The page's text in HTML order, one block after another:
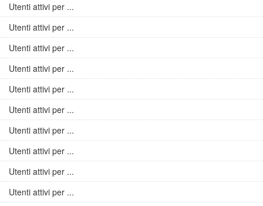
Utenti attivi per ...
Utenti attivi per ...
Utenti attivi per ...
Utenti attivi per ...
Utenti attivi per ...
Utenti attivi per ...
Utenti attivi per ...
Utenti attivi per ...
Utenti attivi per ...
Utenti attivi per ...